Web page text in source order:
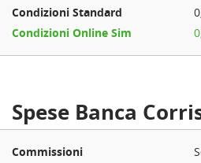
Spese Banca